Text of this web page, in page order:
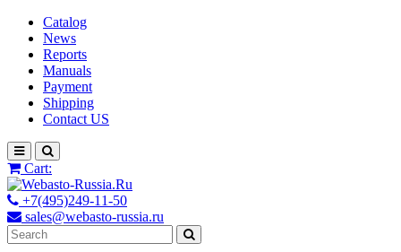
Catalog
News
Reports
Manuals
Payment
Shipping
Contact US
Cart:
+7(495)249-11-50
sales@webasto-russia.ru